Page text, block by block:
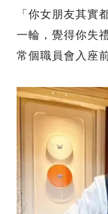
「你女朋友其實
一輪，覺得你失
常個職員會入座